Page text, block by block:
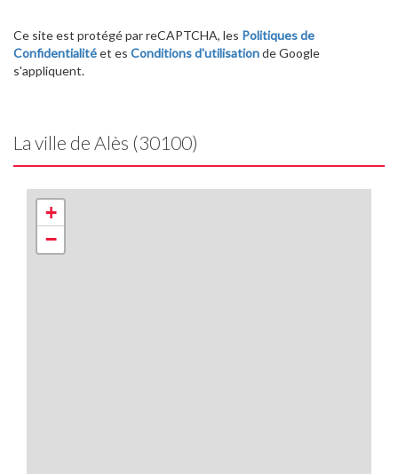
Ce site est protégé par reCAPTCHA, les Politiques de
Confidentialitéet es Conditions d'utilisationde Google
s'appliquent.
La ville de Alès (30100)
+
−